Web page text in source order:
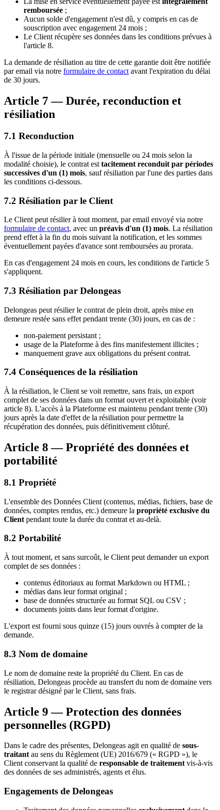
remboursée ;
Aucun solde d'engagement n'est dû, y compris en cas de
souscription avec engagement 24 mois ;
Le Client récupère ses données dans les conditions prévues à
l'article 8.
La demande de résiliation au titre de cette garantie doit être notifiée
par email via notre formulaire de contact avant l'expiration du délai
de 30 jours.
Article 7 — Durée, reconduction et
résiliation
7.1 Reconduction
À l'issue de la période initiale (mensuelle ou 24 mois selon la
modalité choisie), le contrat est tacitement reconduit par périodes
successives d'un (1) mois, sauf résiliation par l'une des parties dans
les conditions ci-dessous.
7.2 Résiliation par le Client
Le Client peut résilier à tout moment, par email envoyé via notre
formulaire de contact, avec un préavis d'un (1) mois. La résiliation
prend effet à la fin du mois suivant la notification, et les sommes
éventuellement payées d'avance sont remboursées au prorata.
En cas d'engagement 24 mois en cours, les conditions de l'article 5
s'appliquent.
7.3 Résiliation par Delongeas
Delongeas peut résilier le contrat de plein droit, après mise en
demeure restée sans effet pendant trente (30) jours, en cas de :
non-paiement persistant ;
usage de la Plateforme à des fins manifestement illicites ;
manquement grave aux obligations du présent contrat.
7.4 Conséquences de la résiliation
À la résiliation, le Client se voit remettre, sans frais, un export
complet de ses données dans un format ouvert et exploitable (voir
article 8). L'accès à la Plateforme est maintenu pendant trente (30)
jours après la date d'effet de la résiliation pour permettre la
récupération des données, puis définitivement clôturé.
Article 8 — Propriété des données et
portabilité
8.1 Propriété
L'ensemble des Données Client (contenus, médias, fichiers, base de
données, comptes rendus, etc.) demeure la propriété exclusive du
Client pendant toute la durée du contrat et au-delà.
8.2 Portabilité
À tout moment, et sans surcoût, le Client peut demander un export
complet de ses données :
contenus éditoriaux au format Markdown ou HTML ;
médias dans leur format original ;
base de données structurée au format SQL ou CSV ;
documents joints dans leur format d'origine.
L'export est fourni sous quinze (15) jours ouvrés à compter de la
demande.
8.3 Nom de domaine
Le nom de domaine reste la propriété du Client. En cas de
résiliation, Delongeas procède au transfert du nom de domaine vers
le registrar désigné par le Client, sans frais.
Article 9 — Protection des données
personnelles (RGPD)
Dans le cadre des présentes, Delongeas agit en qualité de sous-
traitantau sens du Règlement (UE) 2016/679 (« RGPD »), le
Client conservant la qualité de responsable de traitementvis-à-vis
des données de ses administrés, agents et élus.
Engagements de Delongeas